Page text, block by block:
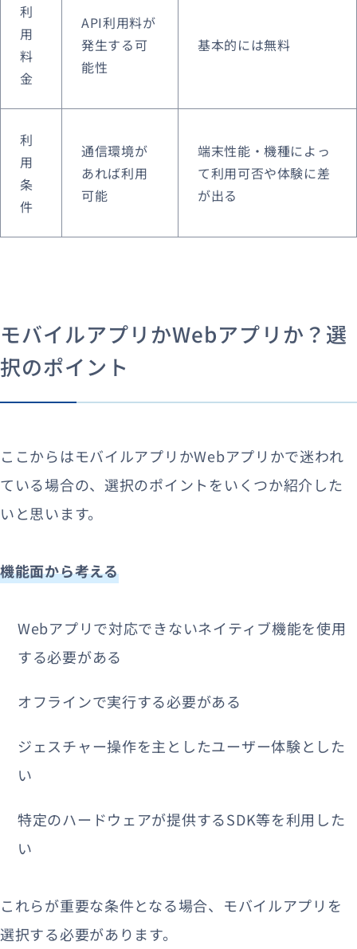
利
用
料
金
API利用料が
発生する可
能性
基本的には無料
利
用
条
件
通信環境が
あれば利用
可能
端末性能・機種によっ
て利用可否や体験に差
が出る
モバイルアプリかWebアプリか？選
択のポイント
ここからはモバイルアプリかWebアプリかで迷われ
ている場合の、選択のポイントをいくつか紹介した
いと思います。
機能面から考える
Webアプリで対応できないネイティブ機能を使用
する必要がある
オフラインで実行する必要がある
ジェスチャー操作を主としたユーザー体験とした
い
特定のハードウェアが提供するSDK等を利用した
い
これらが重要な条件となる場合、モバイルアプリを
選択する必要があります。